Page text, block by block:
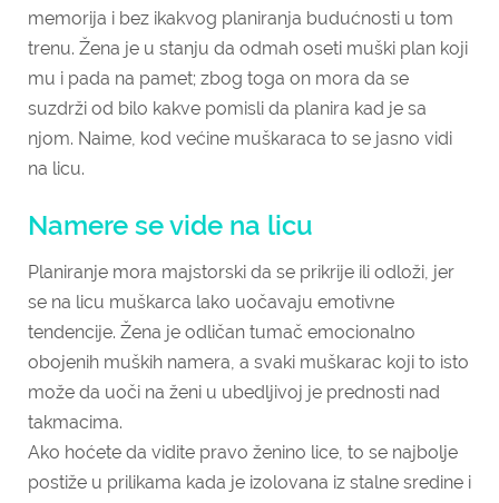
memorija i bez ikakvog planiranja budućnosti u tom
trenu. Žena je u stanju da odmah oseti muški plan koji
mu i pada na pamet; zbog toga on mora da se
suzdrži od bilo kakve pomisli da planira kad je sa
njom. Naime, kod većine muškaraca to se jasno vidi
na licu.
Namere se vide na licu
Planiranje mora majstorski da se prikrije ili odloži, jer
se na licu muškarca lako uočavaju emotivne
tendencije. Žena je odličan tumač emocionalno
obojenih muških namera, a svaki muškarac koji to isto
može da uoči na ženi u ubedljivoj je prednosti nad
takmacima.
Ako hoćete da vidite pravo ženino lice, to se najbolje
postiže u prilikama kada je izolovana iz stalne sredine i